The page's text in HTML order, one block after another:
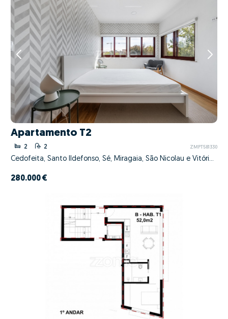
Apartamento T2
2 2 ZMPT581330
Cedofeita, Santo Ildefonso, Sé, Miragaia, São Nicolau e Vitória, Porto, Porto
280.000 €